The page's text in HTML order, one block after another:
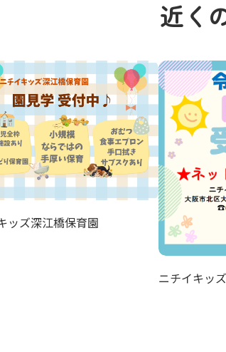
近く
ッズ深江橋保育園
ニチイキッ